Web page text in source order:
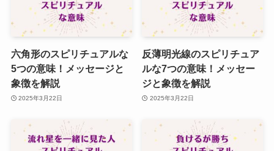
六角形のスピリチュアルな
5つの意味！メッセージと
象徴を解説
2025年3月22日
反薄明光線のスピリチュア
ルな7つの意味！メッセー
ジと象徴を解説
2025年3月22日